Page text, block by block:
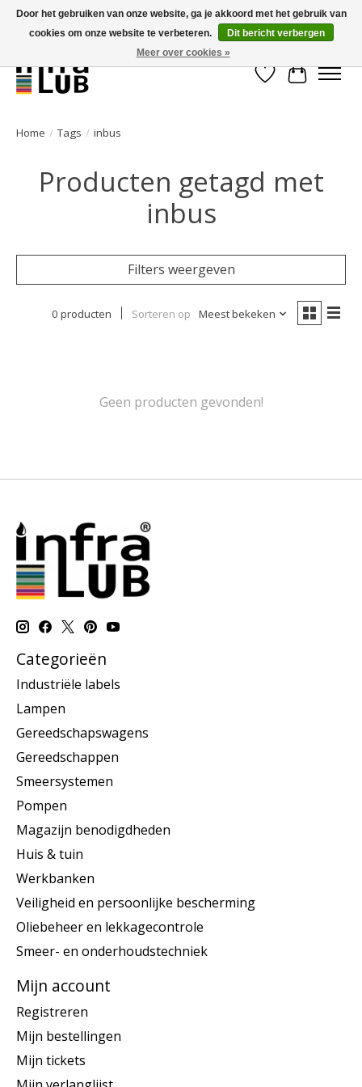
Minder stilstand, meer rendement!
Verlanglijst
Home / Tags / inbus
Producten getagd met
inbus
Filters weergeven
0 producten Sorteren op Meest bekeken
Geen producten gevonden!
Categorieën
Industriële labels
Lampen
Gereedschapswagens
Gereedschappen
Smeersystemen
Pompen
Magazijn benodigdheden
Huis & tuin
Werkbanken
Veiligheid en persoonlijke bescherming
Oliebeheer en lekkagecontrole
Smeer- en onderhoudstechniek
Mijn account
Registreren
Mijn bestellingen
Mijn tickets
Door het gebruiken van onze website, ga je akkoord met het gebruik van
cookies om onze website te verbeteren.
Dit bericht verbergen
Meer over cookies »